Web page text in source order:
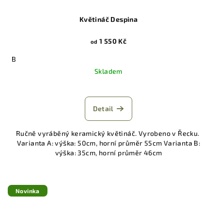
Květináč Despina
od 1 550 Kč
B
Skladem
Detail
Ručně vyráběný keramický květináč. Vyrobeno v Řecku.
Varianta A: výška: 50cm, horní průměr 55cm Varianta B:
výška: 35cm, horní průměr 46cm
Novinka